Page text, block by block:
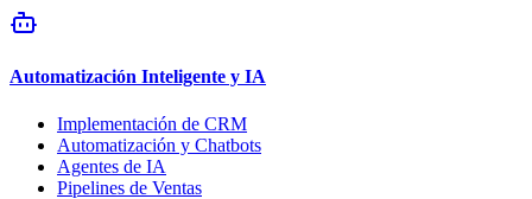
Automatización Inteligente y IA
Implementación de CRM
Automatización y Chatbots
Agentes de IA
Pipelines de Ventas